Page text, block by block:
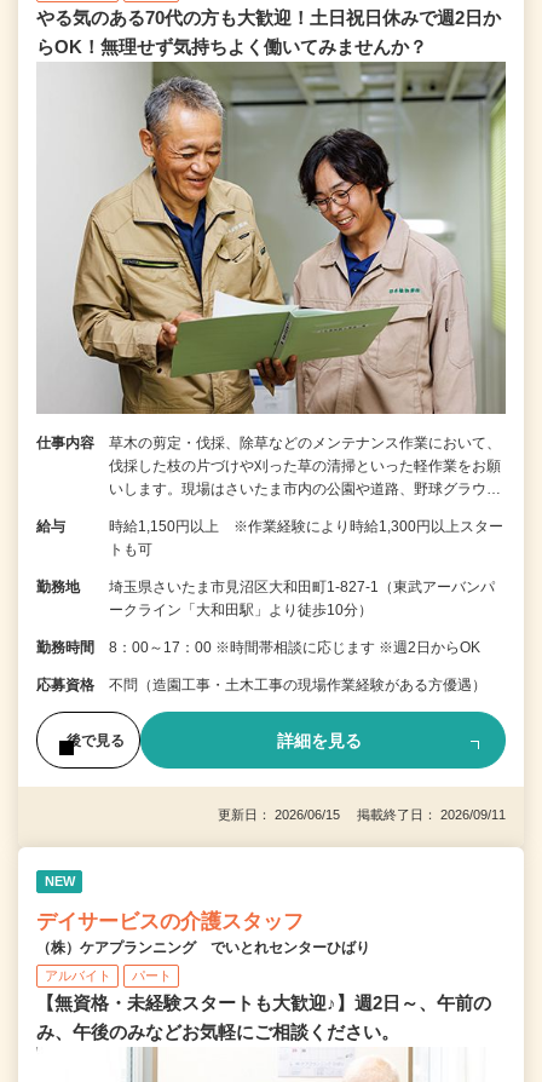
やる気のある70代の方も大歓迎！土日祝日休みで週2日か
らOK！無理せず気持ちよく働いてみませんか？
仕事内容
草木の剪定・伐採、除草などのメンテナンス作業において、
伐採した枝の片づけや刈った草の清掃といった軽作業をお願
いします。現場はさいたま市内の公園や道路、野球グラウ…
給与
時給1,150円以上 ※作業経験により時給1,300円以上スター
トも可
勤務地
埼玉県さいたま市見沼区大和田町1-827-1（東武アーバンパ
ークライン「大和田駅」より徒歩10分）
勤務時間 8：00～17：00 ※時間帯相談に応じます ※週2日からOK
応募資格 不問（造園工事・土木工事の現場作業経験がある方優遇）
後で見る 詳細を見る
更新日： 2026/06/15 掲載終了日： 2026/09/11
NEW
デイサービスの介護スタッフ
（株）ケアプランニング でいとれセンターひばり
アルバイト パート
【無資格・未経験スタートも大歓迎♪】週2日～、午前の
み、午後のみなどお気軽にご相談ください。